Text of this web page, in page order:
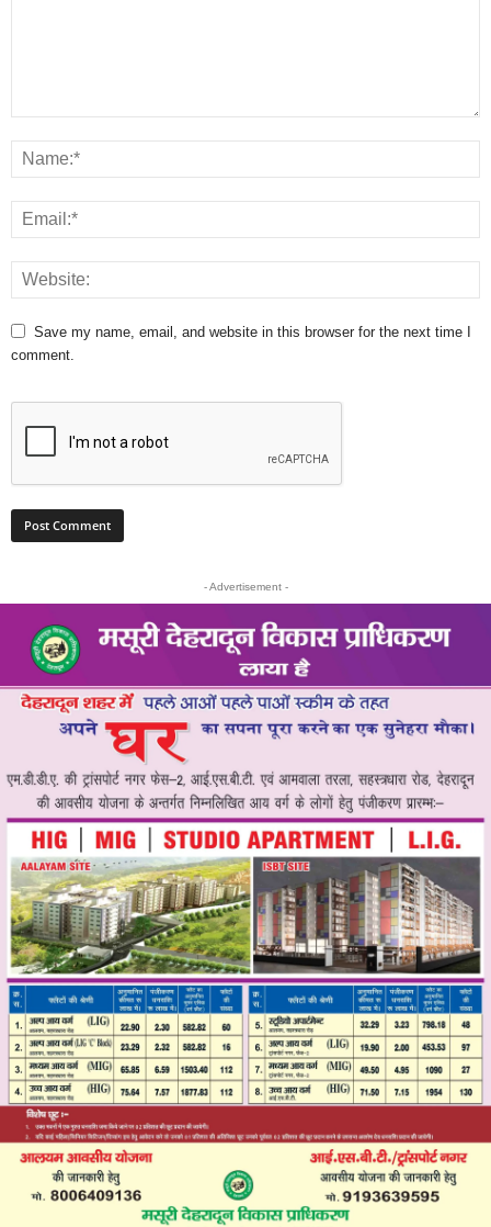
Save my name, email, and website in this browser for the next time I
comment.
- Advertisement -